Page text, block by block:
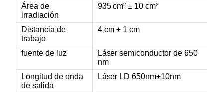
Área de
irradiación
935 cm² ± 10 cm²
Distancia de
trabajo
4 cm ± 1 cm
fuente de luz
Láser semiconductor de 650
nm
Longitud de onda
de salida
Láser LD 650nm±10nm